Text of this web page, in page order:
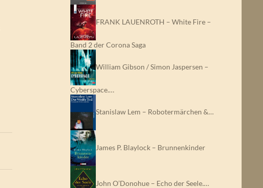
FRANK LAUENROTH – White Fire –
Band 2 der Corona Saga
William Gibson / Simon Jaspersen –
Cyberspace.…
Stanislaw Lem – Robotermärchen &…
James P. Blaylock – Brunnenkinder
John O’Donohue – Echo der Seele.…